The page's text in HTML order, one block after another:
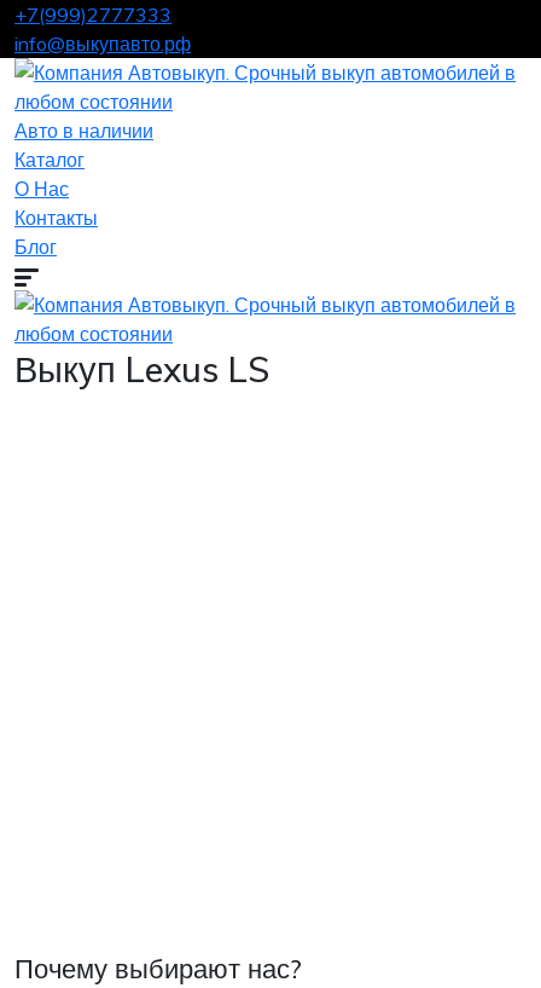
+7(999)2777333
info@выкупавто.рф
Авто в наличии
Каталог
О Нас
Контакты
Блог
Выкуп Lexus LS
Почему выбирают нас?